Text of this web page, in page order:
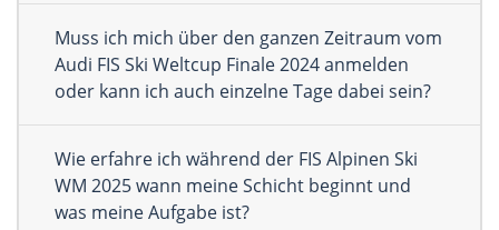
Muss ich mich über den ganzen Zeitraum vom
Audi FIS Ski Weltcup Finale 2024 anmelden
oder kann ich auch einzelne Tage dabei sein?
Wie erfahre ich während der FIS Alpinen Ski
WM 2025 wann meine Schicht beginnt und
was meine Aufgabe ist?